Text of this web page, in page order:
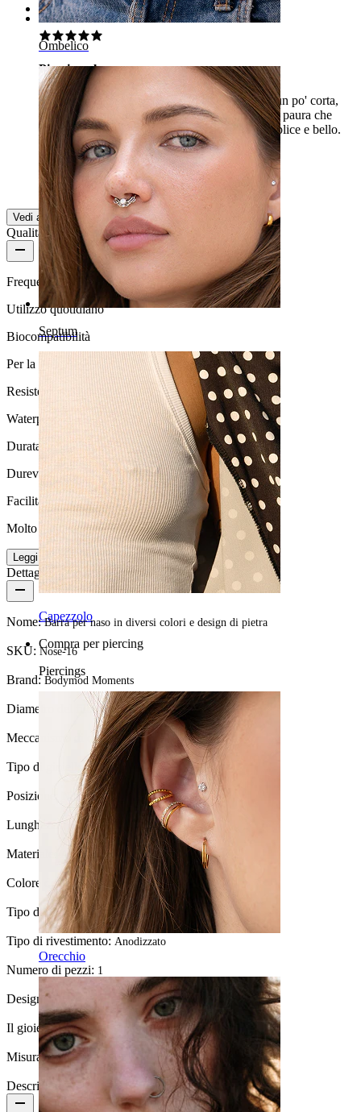
Ombelico
Septum
Capezzolo
Compra per piercing
Piercings
Orecchio
Rating
Piercing al naso
È proprio come lo mostrano sul sito, la barra è un po' corta,
ma è colpa mia perché non ci ho fatto caso e ho paura che
cada. In ogni caso, sono contenta perché è semplice e bello.
Dhanna Acquisto verificato
Tradotto dall'IA Mostra originale
Vedi altro
Qualità del prodotto
Frequenza di utilizzo
Utilizzo quotidiano
Biocompatibilità
Per la maggior parte dei tipi di pelle
Resistenza all'acqua
Waterproof
Durata
Durevole
Facilità d'uso
Molto facile
Leggi di più
Dettagli del prodotto
Nome:Barra per naso in diversi colori e design di pietra
SKU: Nose-16
Brand:Bodymod Moments
Diametro del filo:0,8 mm
Meccanismo di chiusura:Barra per naso
Tipo di gioiello:Barra da naso
Posizione: Nostril
Lunghezza: 6 mm
Materiale: Acciaio chirurgico
Colore della pietra: Trasparente
Tipo di pietra:Zirconia cubica
Tipo di rivestimento: Anodizzato
Numero di pezzi: 1
Design:
Il gioiello ha un rivestimento?:Sì, completamente
Misura della sfera:
Descrizione